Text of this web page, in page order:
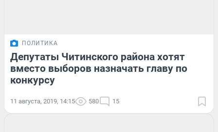
ПОЛИТИКА
Депутаты Читинского района хотят
вместо выборов назначать главу по
конкурсу
11 августа, 2019, 14:15 580 15